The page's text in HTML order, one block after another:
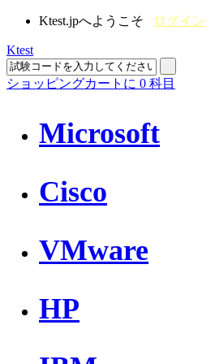
Ktest.jpへようこそ ログイン
Ktest
ショッピングカートに 0 科目
Microsoft
Cisco
VMware
HP